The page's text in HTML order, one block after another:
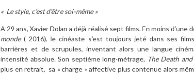
« Le style, c’est d’être soi-même »
A 29 ans, Xavier Dolan a déjà réalisé sept films. En moins d’une
monde( 2016), le cinéaste s’est toujours jeté dans ses
barrières et de scrupules, inventant alors une langue
intensité absolue. Son septième long-métrage, The Death
plus en retrait, sa « charge » affective plus contenue alors